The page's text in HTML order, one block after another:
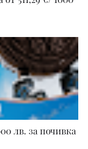
лв. за почивка